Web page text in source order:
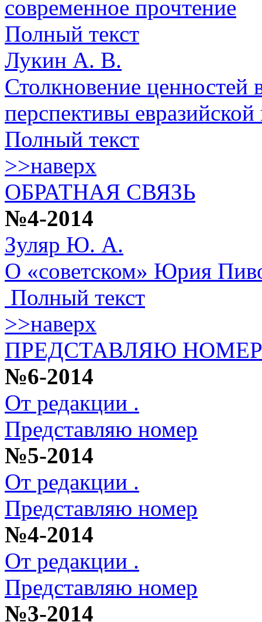
современное прочтение
Полный текст
Лукин А. В.
Столкновение
перспективы
Полный текст
>>наверх
ОБРАТНАЯ СВЯЗЬ
№4-2014
Зуляр Ю. А.
О «советском» Юрия
Полный текст
>>наверх
ПРЕДСТАВЛЯЮ НОМЕР
№6-2014
От редакции .
Представляю номер
№5-2014
От редакции .
Представляю номер
№4-2014
От редакции .
Представляю номер
№3-2014